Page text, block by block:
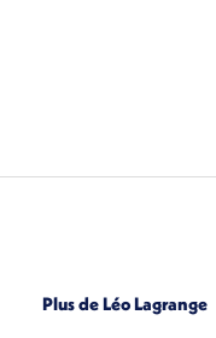
Plus de Léo Lagrange